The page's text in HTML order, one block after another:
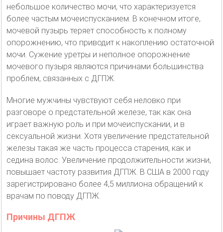
небольшое количество мочи, что характеризуется
более частым мочеиспусканием. В конечном итоге,
мочевой пузырь теряет способность к полному
опорожнению, что приводит к накоплению остаточной
мочи. Сужение уретры и неполное опорожнение
мочевого пузыря являются причинами большинства
проблем, связанных с ДГПЖ.
Многие мужчины чувствуют себя неловко при
разговоре о предстательной железе, так как она
играет важную роль и при мочеиспускании, и в
сексуальной жизни. Хотя увеличение предстательной
железы такая же часть процесса старения, как и
седина волос. Увеличение продолжительности жизни,
повышает частоту развития ДГПЖ. В США в 2000 году
зарегистрировано более 4,5 миллиона обращений к
врачам по поводу ДГПЖ.
Причины ДГПЖ